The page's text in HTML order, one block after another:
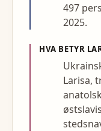
497
2025.
HVA BETYR
Larisa,